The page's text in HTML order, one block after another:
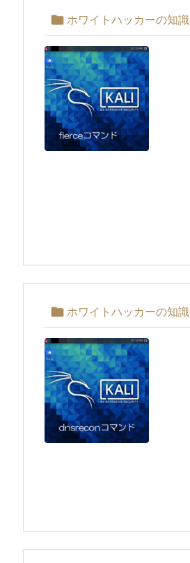
 ホワイトハッカーの知識
 ホワイトハッカーの知識